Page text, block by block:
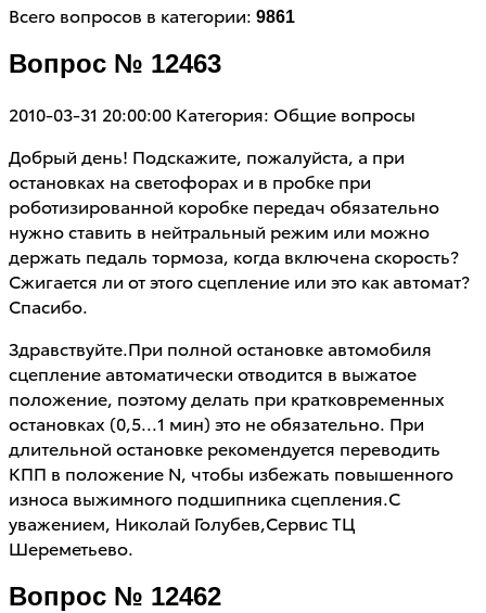
Всего вопросов в категории: 9861
Вопрос № 12463
2010-03-31 20:00:00 Категория: Общие вопросы
Добрый день! Подскажите, пожалуйста, а при
остановках на светофорах и в пробке при
роботизированной коробке передач обязательно
нужно ставить в нейтральный режим или можно
держать педаль тормоза, когда включена скорость?
Сжигается ли от этого сцепление или это как автомат?
Спасибо.
Здравствуйте.При полной остановке автомобиля
сцепление автоматически отводится в выжатое
положение, поэтому делать при кратковременных
остановках (0,5...1 мин) это не обязательно. При
длительной остановке рекомендуется переводить
КПП в положение N, чтобы избежать повышенного
износа выжимного подшипника сцепления.С
уважением, Николай Голубев,Сервис ТЦ
Шереметьево.
Вопрос № 12462